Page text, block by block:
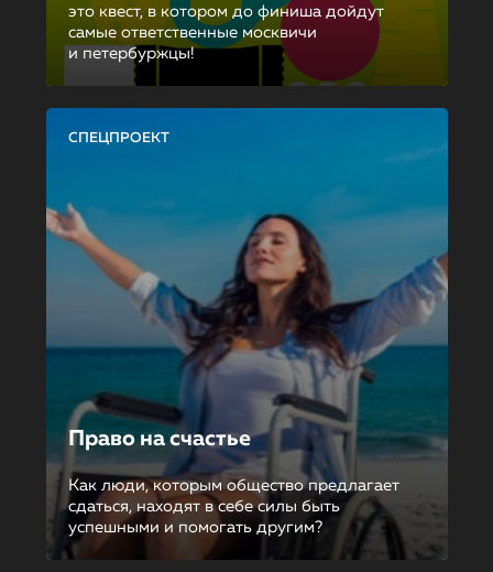
это квест, в котором до финиша дойдут
самые ответственные москвичи
и петербуржцы!
СПЕЦПРОЕКТ
Право на счастье
Как люди, которым общество предлагает
сдаться, находят в себе силы быть
успешными и помогать другим?